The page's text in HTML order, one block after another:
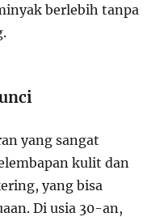
berlebih tanpa
yang sangat
kulit dan
yang bisa
Di usia 30-an,